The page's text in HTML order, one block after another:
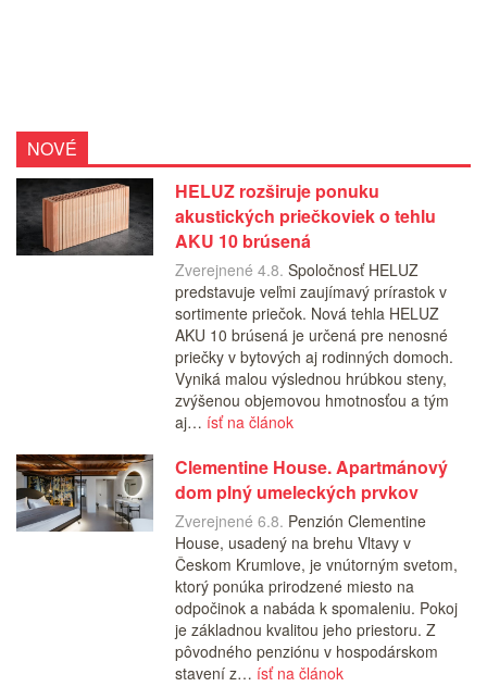
NOVÉ
HELUZ rozširuje ponuku
akustických priečkoviek o tehlu
AKU 10 brúsená
Zverejnené 4.8. Spoločnosť HELUZ
predstavuje veľmi zaujímavý prírastok v
sortimente priečok. Nová tehla HELUZ
AKU 10 brúsená je určená pre nenosné
priečky v bytových aj rodinných domoch.
Vyniká malou výslednou hrúbkou steny,
zvýšenou objemovou hmotnosťou a tým
aj… ísť na článok
Clementine House. Apartmánový
dom plný umeleckých prvkov
Zverejnené 6.8. Penzión Clementine
House, usadený na brehu Vltavy v
Českom Krumlove, je vnútorným svetom,
ktorý ponúka prirodzené miesto na
odpočinok a nabáda k spomaleniu. Pokoj
je základnou kvalitou jeho priestoru. Z
pôvodného penziónu v hospodárskom
stavení z… ísť na článok